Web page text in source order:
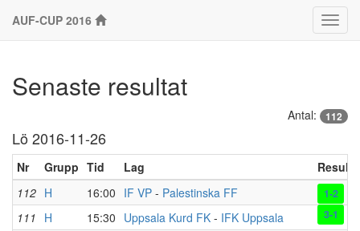
AUF-CUP 2016
Senaste resultat
Antal: 112
Lö 2016-11-26
Nr Grupp Tid Lag
112 H 16:00 IF VP - Palestinska FF 1-2
111 H 15:30 Uppsala Kurd FK - IFK Uppsala 3-1